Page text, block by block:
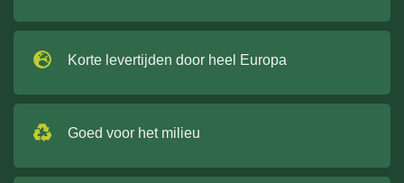
Korte levertijden door heel Europa
Goed voor het milieu